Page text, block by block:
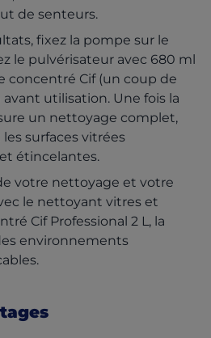
de senteurs.
fixez la pompe sur le
le pulvérisateur avec 680 ml
concentré Cif (un coup de
utilisation. Une fois la
un nettoyage complet,
surfaces vitrées
étincelantes.
votre nettoyage et votre
le nettoyant vitres et
Cif Professional 2 L, la
environnements